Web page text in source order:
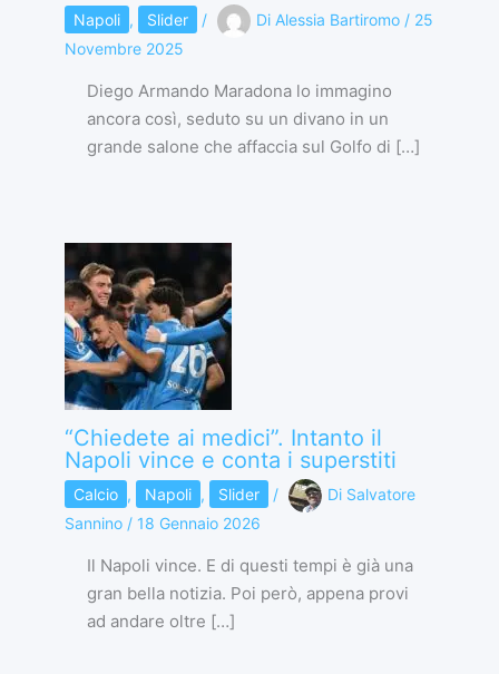
Napoli , Slider / Di Alessia Bartiromo / 25
Novembre 2025
Diego Armando Maradona lo immagino
ancora così, seduto su un divano in un
grande salone che affaccia sul Golfo di […]
“Chiedete ai medici”. Intanto il
Napoli vince e conta i superstiti
Calcio , Napoli , Slider / Di Salvatore
Sannino / 18 Gennaio 2026
Il Napoli vince. E di questi tempi è già una
gran bella notizia. Poi però, appena provi
ad andare oltre […]